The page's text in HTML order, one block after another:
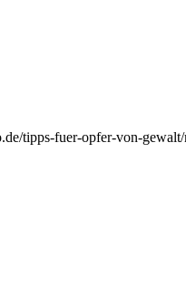
tipps-fuer-opfer-von-